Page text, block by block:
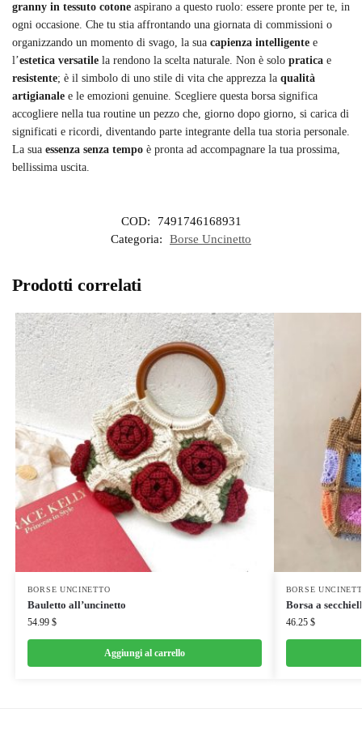
granny in tessuto cotone aspirano a questo ruolo: essere pronte per te, in
ogni occasione. Che tu stia affrontando una giornata di commissioni o
organizzando un momento di svago, la sua capienza intelligente e
l’estetica versatile la rendono la scelta naturale. Non è solo pratica e
resistente; è il simbolo di uno stile di vita che apprezza la qualità
artigianale e le emozioni genuine. Scegliere questa borsa significa
accogliere nella tua routine un pezzo che, giorno dopo giorno, si carica di
significati e ricordi, diventando parte integrante della tua storia personale.
La sua essenza senza tempo è pronta ad accompagnare la tua prossima,
bellissima uscita.
COD:
7491746168931
Categoria:
Borse Uncinetto
Prodotti correlati
BORSE UNCINETTO
Bauletto all’uncinetto
54.99 $
Aggiungi al carrello
BORSE
Borsa a
46.25 $